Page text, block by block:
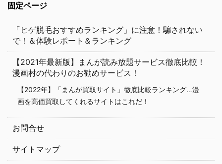
固定ページ
「ヒゲ脱毛おすすめランキング」に注意！騙されない
で！＆体験レポート＆ランキング
【2021年最新版】まんが読み放題サービス徹底比較！
漫画村の代わりのお勧めサービス！
【2022年】「まんが買取サイト」徹底比較ランキング…漫
画を高価買取してくれるサイトはこれだ！
お問合せ
サイトマップ